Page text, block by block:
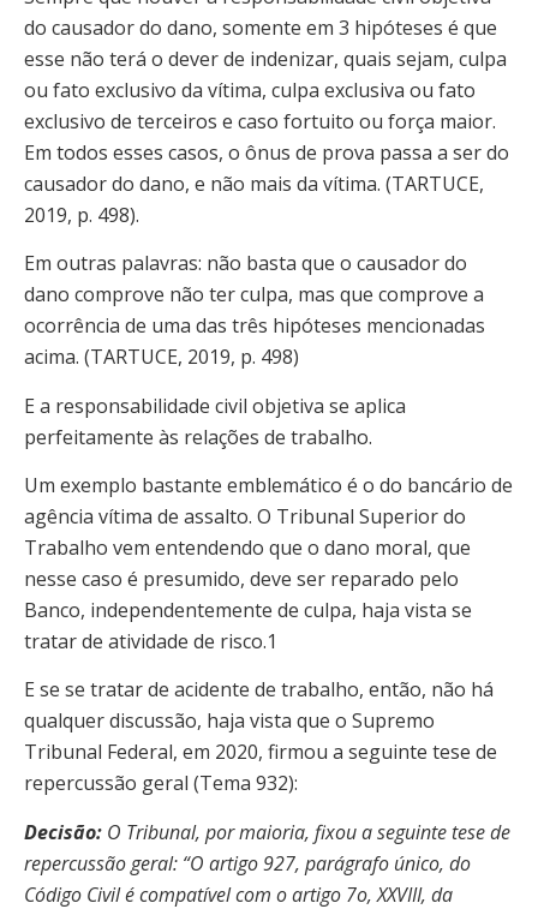
do causador do dano, somente em 3 hipóteses é que
esse não terá o dever de indenizar, quais sejam, culpa
ou fato exclusivo da vítima, culpa exclusiva ou fato
exclusivo de terceiros e caso fortuito ou força maior.
Em todos esses casos, o ônus de prova passa a ser do
causador do dano, e não mais da vítima. (TARTUCE,
2019, p. 498).
Em outras palavras: não basta que o causador do
dano comprove não ter culpa, mas que comprove a
ocorrência de uma das três hipóteses mencionadas
acima. (TARTUCE, 2019, p. 498)
E a responsabilidade civil objetiva se aplica
perfeitamente às relações de trabalho.
Um exemplo bastante emblemático é o do bancário de
agência vítima de assalto. O Tribunal Superior do
Trabalho vem entendendo que o dano moral, que
nesse caso é presumido, deve ser reparado pelo
Banco, independentemente de culpa, haja vista se
tratar de atividade de risco.1
E se se tratar de acidente de trabalho, então, não há
qualquer discussão, haja vista que o Supremo
Tribunal Federal, em 2020, firmou a seguinte tese de
repercussão geral (Tema 932):
Decisão: O Tribunal, por maioria, fixou a seguinte tese de
repercussão geral: “O artigo 927, parágrafo único, do
Código Civil écompatível com o artigo 7o, XXVIII, da